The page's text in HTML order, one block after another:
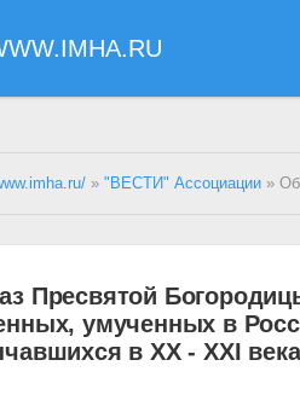
»"ВЕСТИ" Ассоциации » Образ
Пресвятой
умученных в
в XX - XXI